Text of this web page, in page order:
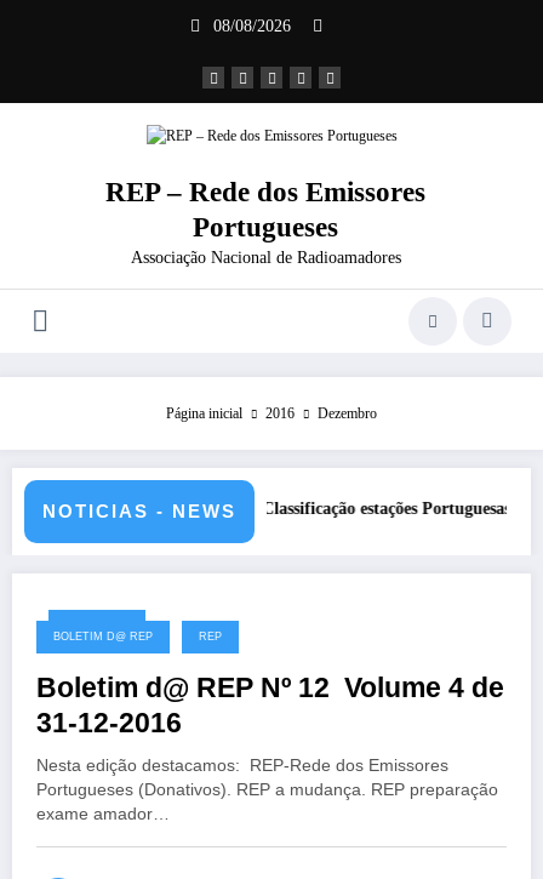
08/08/2026
REP – Rede dos Emissores
Portugueses
Associação Nacional de Radioamadores
Página inicial 2016 Dezembro
NOTICIAS - NEWS
DXCC – Classificação estações Portuguesas-2026
31/12/2016
BOLETIM D@ REP REP
Boletim d@ REP Nº 12 ​​ Volume 4 de
31-12-2016
Nesta edição destacamos: REP-Rede dos Emissores
Portugueses (Donativos). REP a mudança. REP preparação
exame amador…